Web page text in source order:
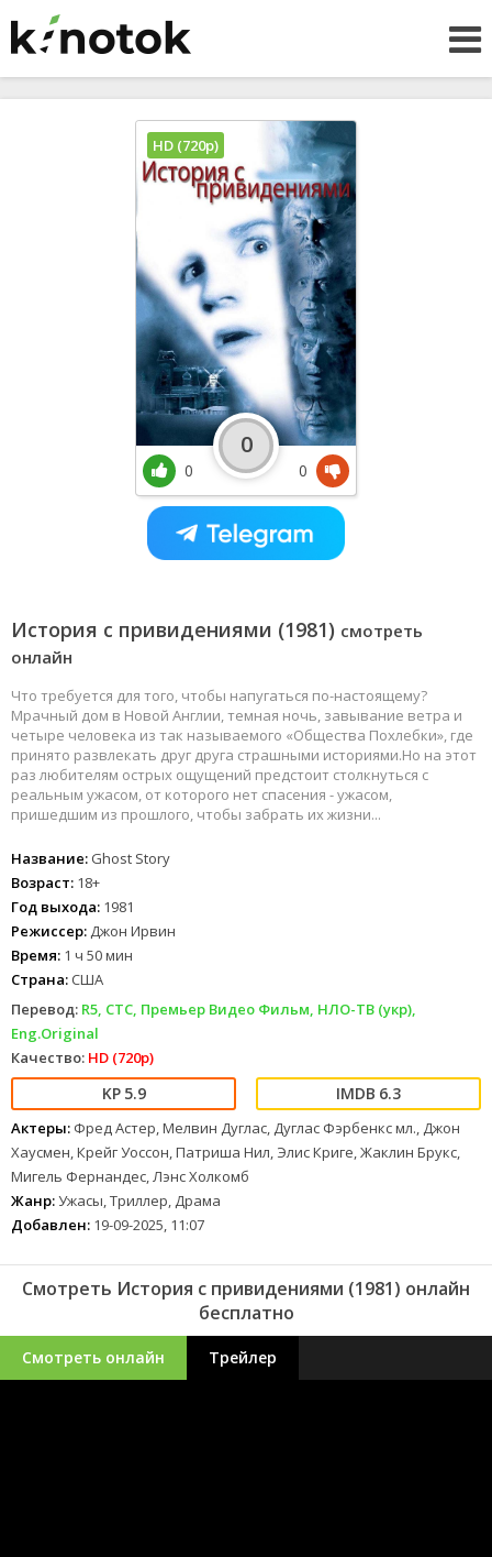
История с привидениями (1981) смотреть
онлайн
Что требуется для того, чтобы напугаться по-настоящему?
Мрачный дом в Новой Англии, темная ночь, завывание ветра и
четыре человека из так называемого «Общества Похлебки», где
принято развлекать друг друга страшными историями.Но на этот
раз любителям острых ощущений предстоит столкнуться с
реальным ужасом, от которого нет спасения - ужасом,
пришедшим из прошлого, чтобы забрать их жизни...
Название: Ghost Story
Возраст: 18+
Год выхода: 1981
Режиссер: Джон Ирвин
Время: 1 ч 50 мин
Страна: США
Перевод: R5, СТС, Премьер Видео Фильм, НЛО-ТВ (укр),
Eng.Original
Качество: HD (720p)
5.9 6.3
Актеры: Фред Астер, Мелвин Дуглас, Дуглас Фэрбенкс мл., Джон
Хаусмен, Крейг Уоссон, Патриша Нил, Элис Криге, Жаклин Брукс,
Мигель Фернандес, Лэнс Холкомб
Жанр:Ужасы, Триллер, Драма
Добавлен: 19-09-2025, 11:07
HD (720p)
0
0
0
Смотреть История с привидениями (1981) онлайн
бесплатно
Смотреть онлайн Трейлер